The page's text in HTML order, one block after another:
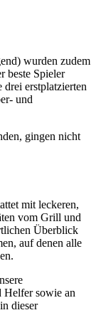
wurden zudem
beste Spieler
drei erstplatzierten
und
gingen nicht
mit leckeren,
vom Grill und
Überblick
auf denen alle
Helfer sowie an
dieser